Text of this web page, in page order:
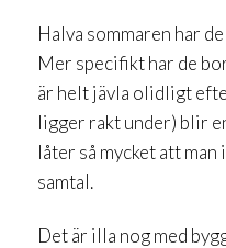
Halva sommaren har
Mer specifikt har de
är helt jävla olidligt
ligger rakt under) blir
låter så mycket att
samtal.
Det är illa nog med